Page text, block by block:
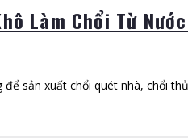
Làm Chổi Từ
sản xuất chổi quét nhà, chổi